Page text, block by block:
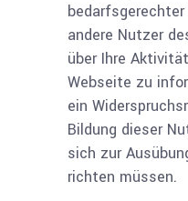
andere Nutzer
über Ihre
Webseite zu
ein
Bildung dieser
sich zur
richten müssen.